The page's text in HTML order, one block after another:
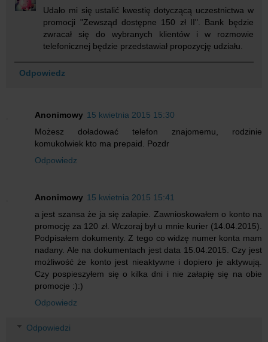
Udało mi się ustalić kwestię dotyczącą uczestnictwa w
promocji "Zewsząd dostępne 150 zł II". Bank będzie
zwracał się do wybranych klientów i w rozmowie
telefonicznej będzie przedstawiał propozycję udziału.
Odpowiedz
Anonimowy 15 kwietnia 2015 15:30
Możesz doładować telefon znajomemu, rodzinie
komukolwiek kto ma prepaid. Pozdr
Odpowiedz
Anonimowy 15 kwietnia 2015 15:41
a jest szansa że ja się załapie. Zawnioskowałem o konto na
promocję za 120 zł. Wczoraj był u mnie kurier (14.04.2015).
Podpisałem dokumenty. Z tego co widzę numer konta mam
nadany. Ale na dokumentach jest data 15.04.2015. Czy jest
możliwość że konto jest nieaktywne i dopiero je aktywują.
Czy pospieszyłem się o kilka dni i nie załapię się na obie
promocje :):)
Odpowiedz
Odpowiedzi